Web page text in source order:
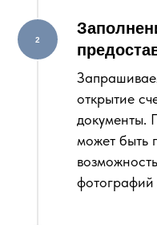
открытие
документы.
может быть
фотографий